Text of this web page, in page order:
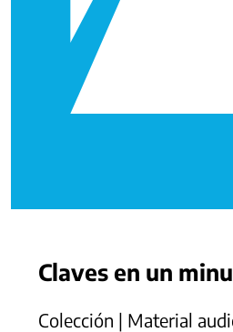
Claves en un
Colección | Material